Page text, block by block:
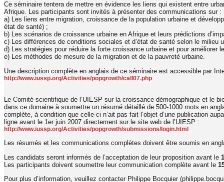
Ce séminaire tentera de mettre en évidence les liens qui existent entre
Afrique. Les participants sont invités à présenter des communications sur :
a) Les liens entre migration, croissance de la population urbaine et
état de santé) ;
b) Les scénarios de croissance urbaine en Afrique et leurs prédictions
c) Les différences de conditions sociales et d’état de santé selon le milieu
d) Les stratégies pour réduire la forte croissance urbaine et pour améliorer
e) Les méthodes de mesure de la migration et de la pauvreté urbaine.
Une description complète en anglais de ce séminaire est accessible par
http://www.iussp.org/Activities/popgrowth/call07.php
Le Comité scientifique de l’UIESP sur la croissance démographique et le
dans ce domaine à soumettre un résumé détaillé de 500-1000 mots en
complète, à condition que celle-ci n’ait pas fait l’objet d’une publication
ligne avant le 1er juin 2007 directement sur le site web de l’UIESP :
http://www.iussp.org/Activities/popgrowth/submissions/login.html
Les résumés et les communications complètes doivent être soumis en
Les candidats seront informés de l’acceptation de leur proposition avant le
Les participants doivent soumettre leur communication complète avant le
Pour plus d’information, veuillez contacter Philippe Bocquier